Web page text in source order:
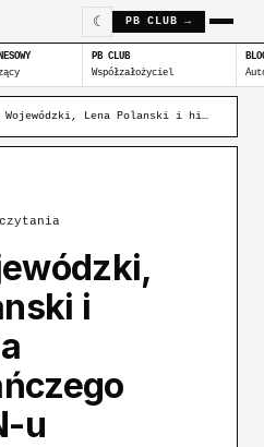
☾ PB CLUB →
PB CLUB
Współzałożyciel
Kuba Wojewódzki, Lena Polanski i hipokryzja samozwańczego kr...
i
u